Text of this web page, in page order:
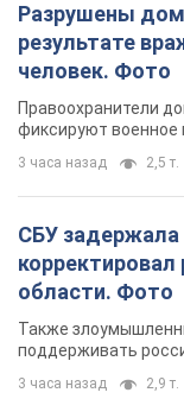
Разрушены
результате
человек. Фото
Правоохранители
фиксируют военное
3 часа назад 2,5 т.
СБУ задержала
области. Фото
Также
поддерживать
3 часа назад 2,9 т.